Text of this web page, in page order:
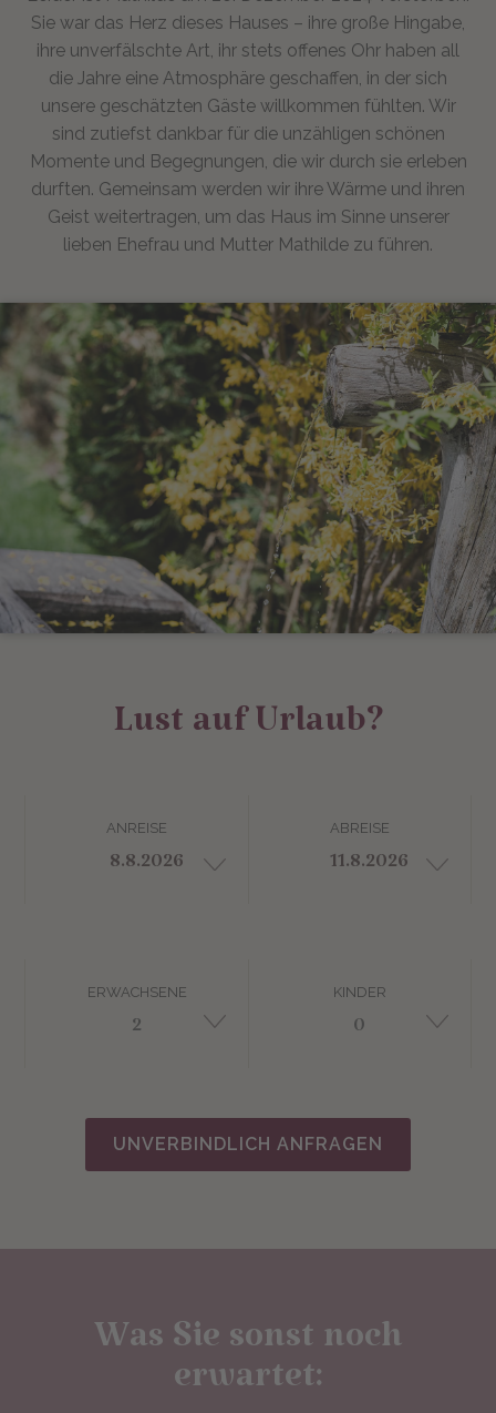
Sie war das Herz dieses Hauses – ihre große Hingabe,
ihre unverfälschte Art, ihr stets offenes Ohr haben all
die Jahre eine Atmosphäre geschaffen, in der sich
unsere geschätzten Gäste willkommen fühlten. Wir
sind zutiefst dankbar für die unzähligen schönen
Momente und Begegnungen, die wir durch sie erleben
durften. Gemeinsam werden wir ihre Wärme und ihren
Geist weitertragen, um das Haus im Sinne unserer
lieben Ehefrau und Mutter Mathilde zu führen.
Lust auf Urlaub?
ANREISE ABREISE
ERWACHSENE KINDER
UNVERBINDLICH ANFRAGEN
Was Sie sonst noch
erwartet: